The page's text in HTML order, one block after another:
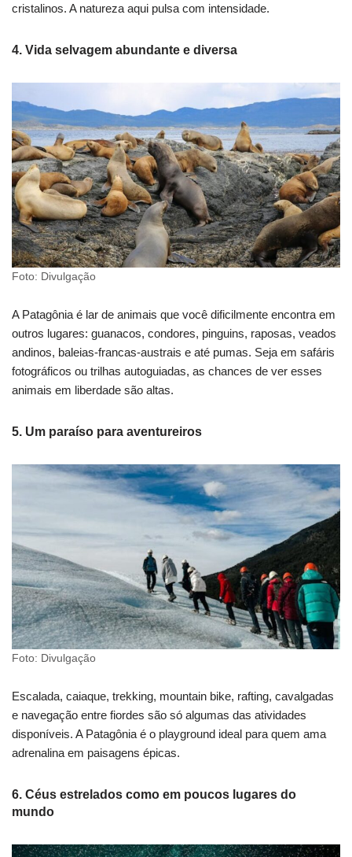
cristalinos. A natureza aqui pulsa com intensidade.
4. Vida selvagem abundante e diversa
Foto: Divulgação
A Patagônia é lar de animais que você dificilmente encontra em
outros lugares: guanacos, condores, pinguins, raposas, veados
andinos, baleias-francas-austrais e até pumas. Seja em safáris
fotográficos ou trilhas autoguiadas, as chances de ver esses
animais em liberdade são altas.
5. Um paraíso para aventureiros
Foto: Divulgação
Escalada, caiaque, trekking, mountain bike, rafting, cavalgadas
e navegação entre fiordes são só algumas das atividades
disponíveis. A Patagônia é o playground ideal para quem ama
adrenalina em paisagens épicas.
6. Céus estrelados como em poucos lugares do
mundo